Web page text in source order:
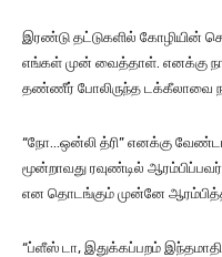
இரண்டு தட்டுகளில் கோழியின்
எங்கள் முன் வைத்தாள். எனக்கு
தண்ணீர் போலிருந்த டக்கீலாவை
“நோ…ஒன்லி த்ரி” எனக்கு
மூன்றாவது ரவுண்டில்
என தொடங்கும் முன்னே
“ப்ளீஸ் டா, இதுக்கப்பறம்